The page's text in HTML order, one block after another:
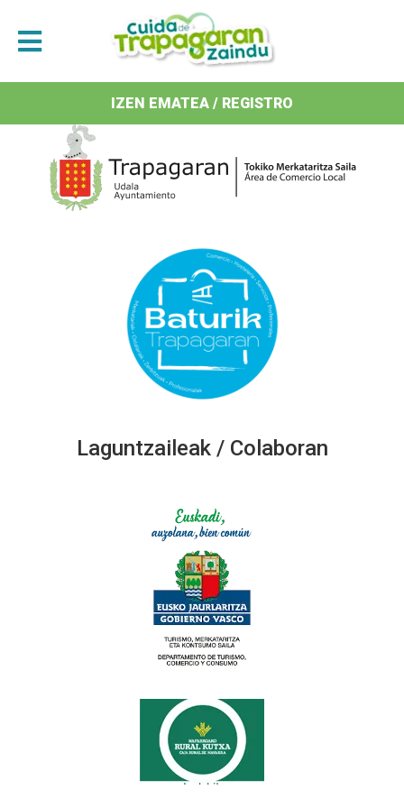
Antolatzaileak / Organizan
Laguntzaileak / Colaboran
IZEN EMATEA / REGISTRO